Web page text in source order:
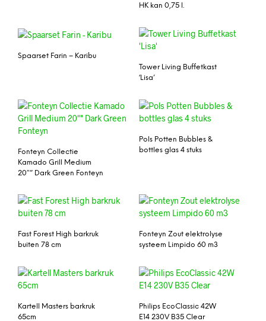
HK kan 0,75 l.
Spaarset Farin – Karibu
Tower Living Buffetkast
‘Lisa’
Fonteyn Collectie
Kamado Grill Medium
20″” Dark Green Fonteyn
Pols Potten Bubbles &
bottles glas 4 stuks
Fast Forest High barkruk
buiten 78 cm
Fonteyn Zout elektrolyse
systeem Limpido 60 m3
Kartell Masters barkruk
65cm
Philips EcoClassic 42W
E14 230V B35 Clear